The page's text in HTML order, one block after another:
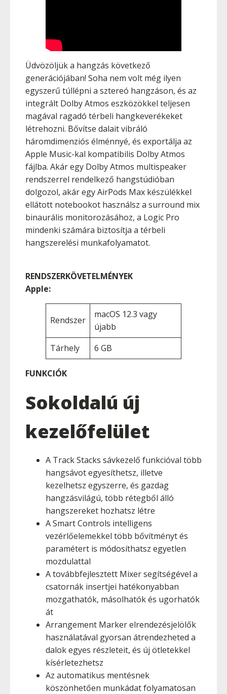
Üdvözöljük a hangzás következő
generációjában! Soha nem volt még ilyen
egyszerű túllépni a sztereó hangzáson, és az
integrált Dolby Atmos eszközökkel teljesen
magával ragadó térbeli hangkeverékeket
létrehozni. Bővítse dalait vibráló
háromdimenziós élménnyé, és exportálja az
Apple Music-kal kompatibilis Dolby Atmos
fájlba. Akár egy Dolby Atmos multispeaker
rendszerrel rendelkező hangstúdióban
dolgozol, akár egy AirPods Max készülékkel
ellátott notebookot használsz a surround mix
binaurális monitorozásához, a Logic Pro
mindenki számára biztosítja a térbeli
hangszerelési munkafolyamatot.
RENDSZERKÖVETELMÉNYEK
Apple:
Rendszer
macOS 12.3 vagy
újabb
Tárhely
6 GB
FUNKCIÓK
Sokoldalú új
kezelőfelület
A Track Stacks sávkezelő funkcióval több
hangsávot egyesíthetsz, illetve
kezelhetsz egyszerre, és gazdag
hangzásvilágú, több rétegből álló
hangszereket hozhatsz létre
A Smart Controls intelligens
vezérlőelemekkel több bővítményt és
paramétert is módosíthatsz egyetlen
mozdulattal
A továbbfejlesztett Mixer segítségével a
csatornák insertjei hatékonyabban
mozgathatók, másolhatók és ugorhatók
át
Arrangement Marker elrendezésjelölők
használatával gyorsan átrendezheted a
dalok egyes részleteit, és új ötletekkel
kísérletezhetsz
Az automatikus mentésnek
köszönhetően munkádat folyamatosan